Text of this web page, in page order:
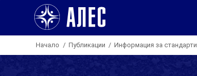
Начало / Публикации / Информация за стандарти